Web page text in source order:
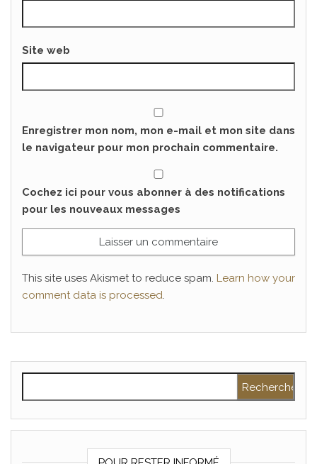
Site web
Enregistrer mon nom, mon e-mail et mon site dans
le navigateur pour mon prochain commentaire.
Cochez ici pour vous abonner à des notifications
pour les nouveaux messages
This site uses Akismet to reduce spam. Learn how your
comment data is processed.